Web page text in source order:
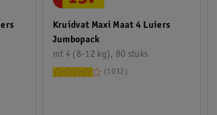
Kruidvat Maxi Maat 4 Luiers
Jumbopack
mt 4 (8-12 kg), 80 stuks
1032